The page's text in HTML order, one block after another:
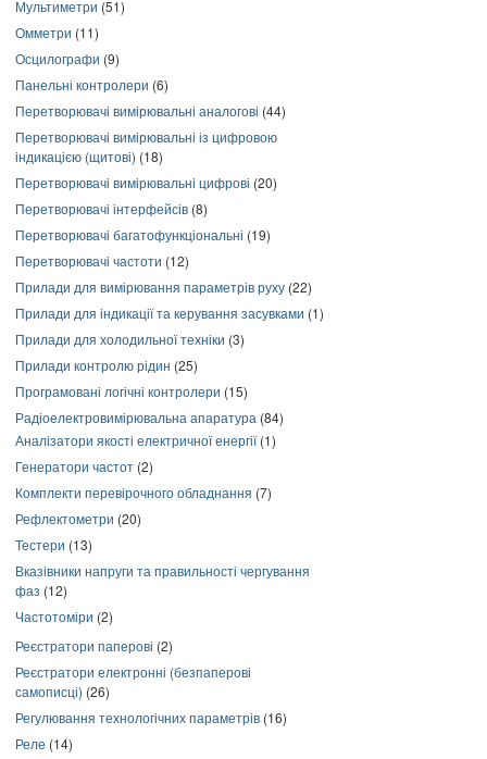
Мультиметри (51)
Омметри (11)
Осцилографи (9)
Панельні контролери (6)
Перетворювачі вимірювальні аналогові (44)
Перетворювачі вимірювальні із цифровою
індикацією (щитові) (18)
Перетворювачі вимірювальні цифрові (20)
Перетворювачі інтерфейсів (8)
Перетворювачі багатофункціональні (19)
Перетворювачі частоти (12)
Прилади для вимірювання параметрів руху (22)
Прилади для індикації та керування засувками (1)
Прилади для холодильної техніки (3)
Прилади контролю рідин (25)
Програмовані логічні контролери (15)
Радіоелектровимірювальна апаратура (84)
Аналізатори якості електричної енергії(1)
Генератори частот (2)
Комплекти перевірочного обладнання (7)
Рефлектометри (20)
Тестери (13)
Вказівники напруги та правильності чергування
фаз (12)
Частотоміри (2)
Реєстратори паперові (2)
Реєстратори електронні (безпаперові
самописці) (26)
Регулювання технологічних параметрів (16)
Реле (14)